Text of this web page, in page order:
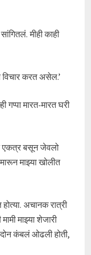
मीही काही
विचार करत असेल.’
गप्पा मारत-मारत घरी
एकत्र बसून जेवलो
माझ्या खोलीत
होत्या. अचानक रात्री
माझ्या शेजारी
कंबलं ओढली होती,